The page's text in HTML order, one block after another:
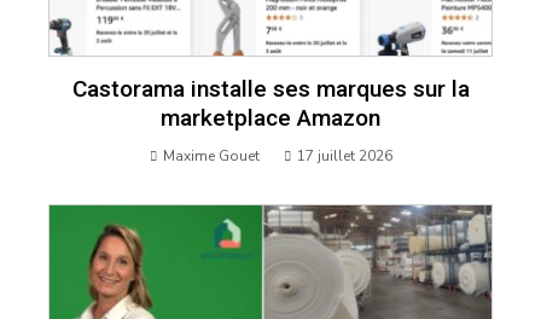
Castorama installe ses marques sur la
marketplace Amazon
Maxime Gouet 17 juillet 2026